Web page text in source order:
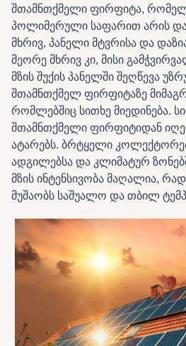
შთამნთქმელი ფირფიტა,
პოლიმერული საფარით არის
მხრივ, პანელი მტვრისა და
მეორე მხრივ კი, მისი
მზის შუქის პანელში შეღწევა
შთამნთქმელ ფირფიტაზე
რომლებშიც სითხე მიედინება.
შთამნთქმელი ფირფიტიდან
ატარებს. ბრტყელი
ადგილებსა და კლიმატურ
მზის ინტენსივობა მაღალია,
მუშაობს საშუალო და თბილ